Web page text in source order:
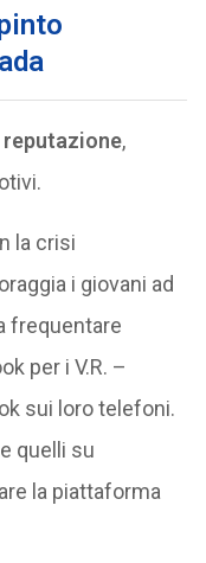
reputazione,
la crisi
i giovani ad
frequentare
per i V.R. –
sui loro telefoni.
quelli su
la piattaforma